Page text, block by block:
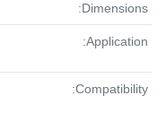
Dimensions:
Application:
Compatibility: